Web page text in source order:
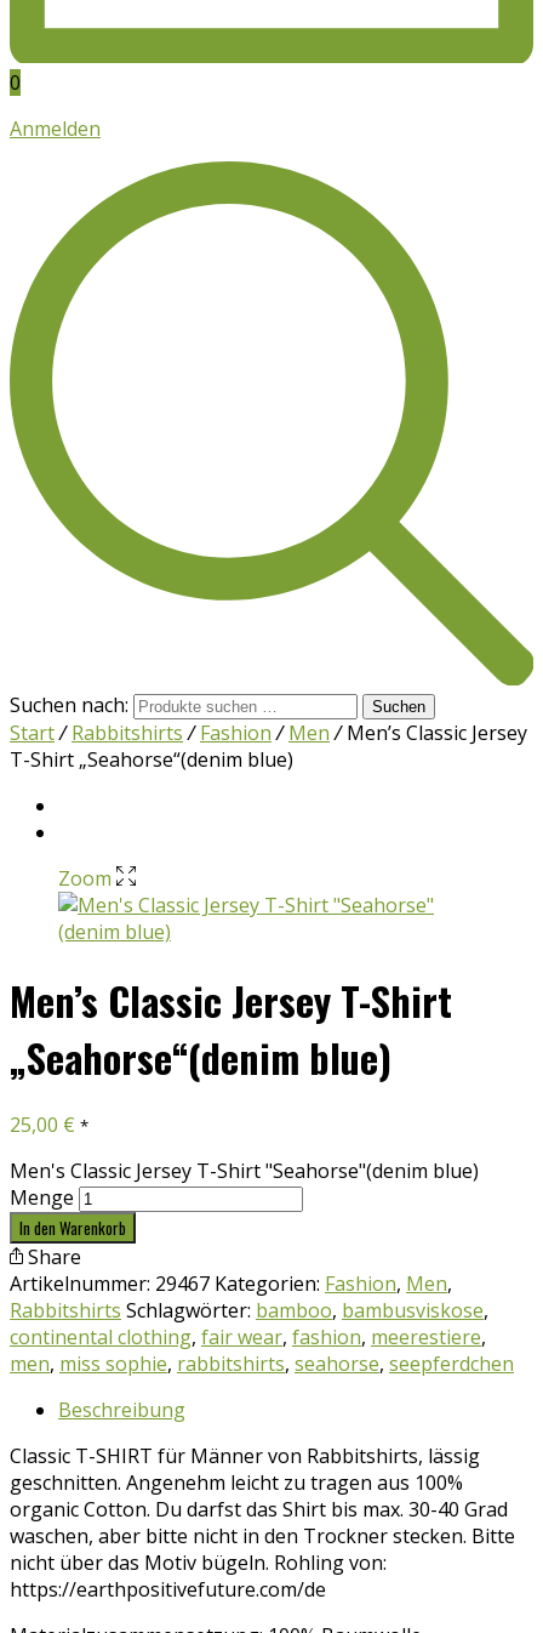
0
Anmelden
Suchen nach: Suchen
Start/ Rabbitshirts / Fashion / Men /Men’s Classic Jersey
T-Shirt „Seahorse“(denim blue)
Zoom
Men’s Classic Jersey T-Shirt
„Seahorse“(denim blue)
25,00 € *
Men's Classic Jersey T-Shirt "Seahorse"(denim blue)
Menge
In den Warenkorb
Share
Artikelnummer: 29467 Kategorien: Fashion, Men,
Rabbitshirts Schlagwörter: bamboo, bambusviskose,
continental clothing, fair wear, fashion, meerestiere,
men, miss sophie, rabbitshirts, seahorse, seepferdchen
Beschreibung
Classic T-SHIRT für Männer von Rabbitshirts, lässig
geschnitten. Angenehm leicht zu tragen aus 100%
organic Cotton. Du darfst das Shirt bis max. 30-40 Grad
waschen, aber bitte nicht in den Trockner stecken. Bitte
nicht über das Motiv bügeln. Rohling von:
https://earthpositivefuture.com/de